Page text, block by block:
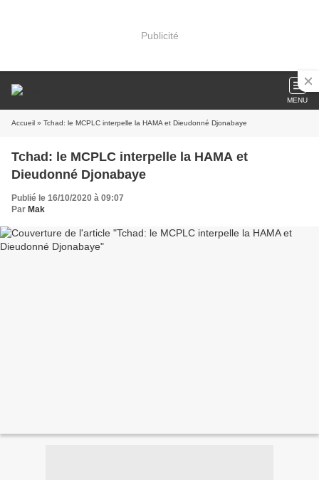
Publicité
MENU
Accueil » Tchad: le MCPLC interpelle la HAMA et Dieudonné Djonabaye
Tchad: le MCPLC interpelle la HAMA et
Dieudonné Djonabaye
Publié le 16/10/2020 à 09:07
Par Mak